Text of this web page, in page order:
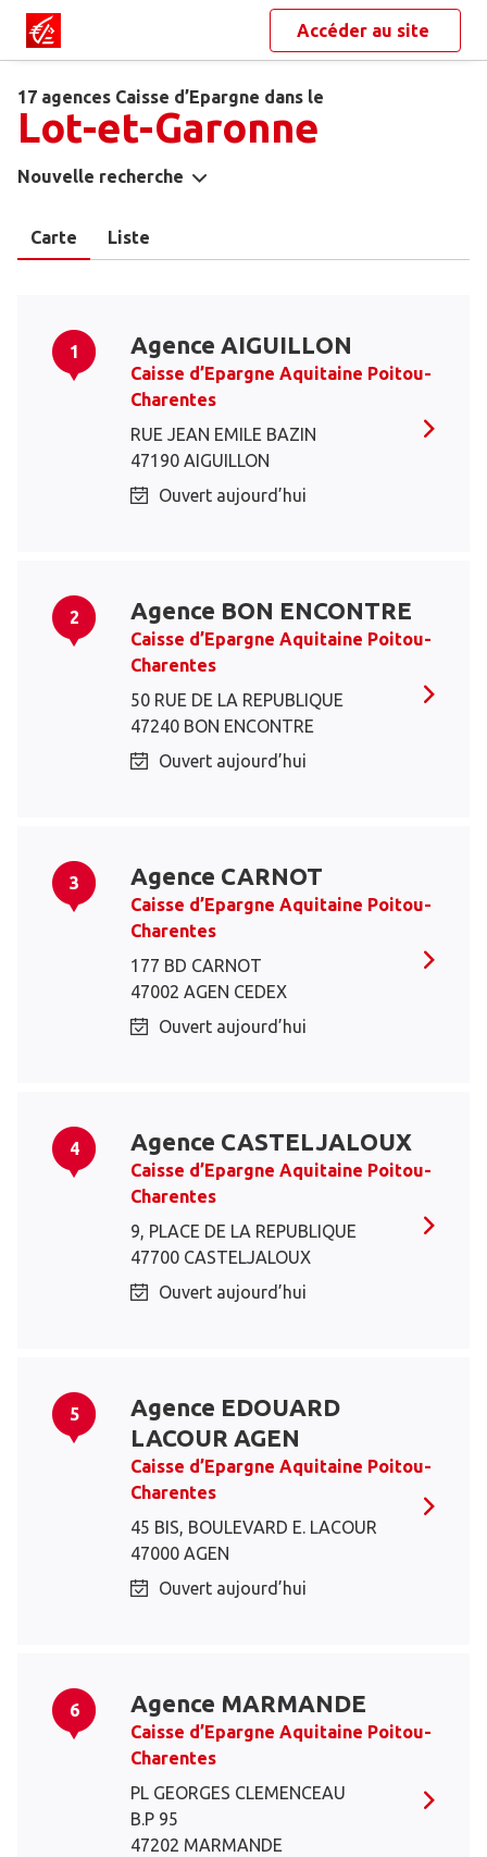
Accéder au site
17 agences Caisse d’Epargne dans le
Lot-et-Garonne
Nouvelle recherche
Carte Liste
1 Agence AIGUILLON
Caisse d’Epargne Aquitaine Poitou-
Charentes
RUE JEAN EMILE BAZIN
47190 AIGUILLON
Ouvert aujourd’hui
2 Agence BON ENCONTRE
Caisse d’Epargne Aquitaine Poitou-
Charentes
50 RUE DE LA REPUBLIQUE
47240 BON ENCONTRE
Ouvert aujourd’hui
3 Agence CARNOT
Caisse d’Epargne Aquitaine Poitou-
Charentes
177 BD CARNOT
47002 AGEN CEDEX
Ouvert aujourd’hui
4 Agence CASTELJALOUX
Caisse d’Epargne Aquitaine Poitou-
Charentes
9, PLACE DE LA REPUBLIQUE
47700 CASTELJALOUX
Ouvert aujourd’hui
5
Agence EDOUARD
LACOUR AGEN
Caisse d’Epargne Aquitaine Poitou-
Charentes
45 BIS, BOULEVARD E. LACOUR
47000 AGEN
Ouvert aujourd’hui
6 Agence MARMANDE
Caisse d’Epargne Aquitaine Poitou-
Charentes
PL GEORGES CLEMENCEAU
B.P 95
47202 MARMANDE